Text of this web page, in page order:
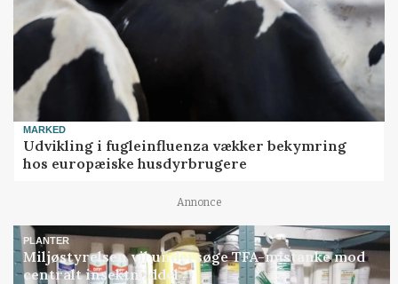
MARKED
Udvikling i fugleinfluenza vækker bekymring
hos europæiske husdyrbrugere
Annonce
PLANTER
Miljøstyrelsen vil undersøge TFA-mistanke mod
centralt insektmiddel